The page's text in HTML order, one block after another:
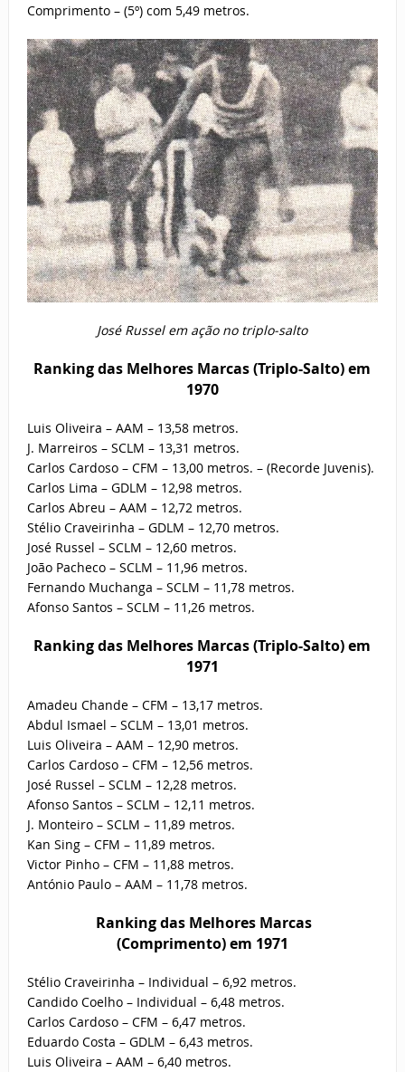
Comprimento – (5º) com 5,49 metros.
José Russel em ação no triplo-salto
Ranking das Melhores Marcas (Triplo-Salto) em
1970
Luis Oliveira – AAM – 13,58 metros.
J. Marreiros – SCLM – 13,31 metros.
Carlos Cardoso – CFM – 13,00 metros. – (Recorde Juvenis).
Carlos Lima – GDLM – 12,98 metros.
Carlos Abreu – AAM – 12,72 metros.
Stélio Craveirinha – GDLM – 12,70 metros.
José Russel – SCLM – 12,60 metros.
João Pacheco – SCLM – 11,96 metros.
Fernando Muchanga – SCLM – 11,78 metros.
Afonso Santos – SCLM – 11,26 metros.
Ranking das Melhores Marcas (Triplo-Salto) em
1971
Amadeu Chande – CFM – 13,17 metros.
Abdul Ismael – SCLM – 13,01 metros.
Luis Oliveira – AAM – 12,90 metros.
Carlos Cardoso – CFM – 12,56 metros.
José Russel – SCLM – 12,28 metros.
Afonso Santos – SCLM – 12,11 metros.
J. Monteiro – SCLM – 11,89 metros.
Kan Sing – CFM – 11,89 metros.
Victor Pinho – CFM – 11,88 metros.
António Paulo – AAM – 11,78 metros.
Ranking das Melhores Marcas
(Comprimento) em 1971
Stélio Craveirinha – Individual – 6,92 metros.
Candido Coelho – Individual – 6,48 metros.
Carlos Cardoso – CFM – 6,47 metros.
Eduardo Costa – GDLM – 6,43 metros.
Luis Oliveira – AAM – 6,40 metros.